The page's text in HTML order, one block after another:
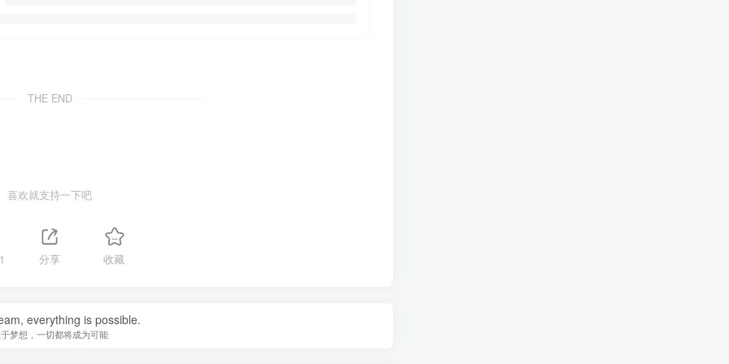
THE END
喜欢就支持一下吧
分享 收藏
everything is possible.
梦想，一切都将成为可能